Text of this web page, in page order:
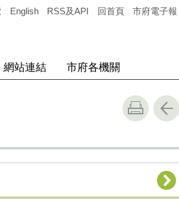
English RSS及API 回首頁 市府電子報
網站連結 市府各機關